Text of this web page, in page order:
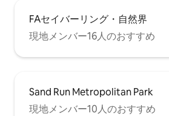
FAセイバーリング・自然界
現地メンバー16人のおすすめ
Sand Run Metropolitan Park
現地メンバー10人のおすすめ